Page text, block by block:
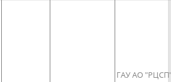
ГАУ АО